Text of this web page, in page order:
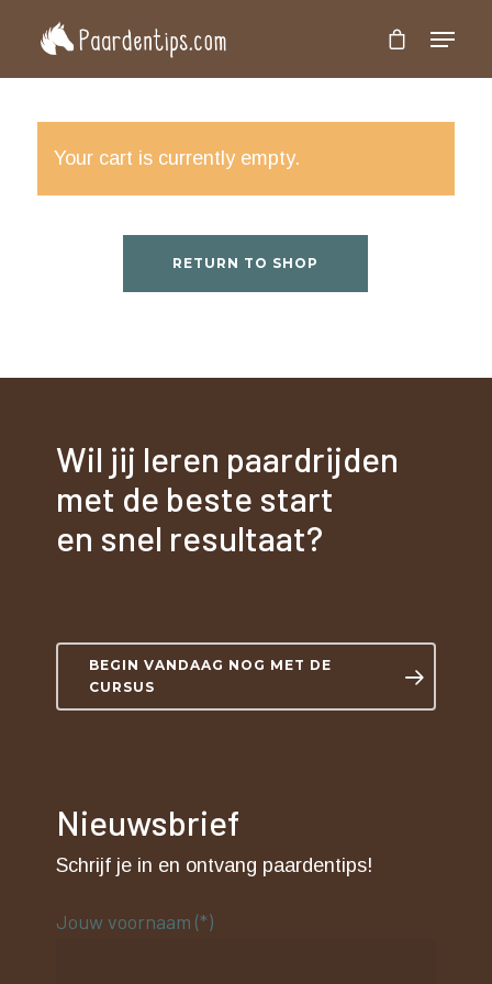
Druk op 'Enter' om te zoeken of 'Esc' om te
sluiten
Your cart is currently empty.
RETURN TO SHOP
Wil jij leren paardrijden
met de beste start
en snel resultaat?
BEGIN VANDAAG NOG MET DE
CURSUS
Nieuwsbrief
Schrijf je in en ontvang paardentips!
Jouw voornaam (*)